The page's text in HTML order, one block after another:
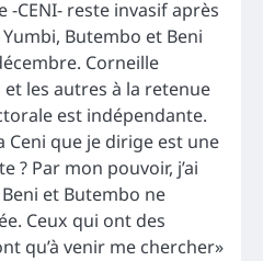
CENI- reste invasif après
Butembo et Beni
Corneille
les autres à la retenue
est indépendante.
Ceni que je dirige est une
? Par mon pouvoir, j’ai
et Butembo ne
Ceux qui ont des
qu’à venir me chercher»